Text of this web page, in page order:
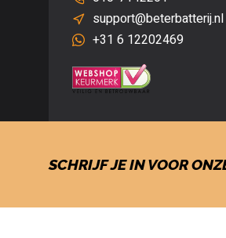
support@beterbatterij.nl
+31 6 12202469
SCHRIJF JE IN VOOR